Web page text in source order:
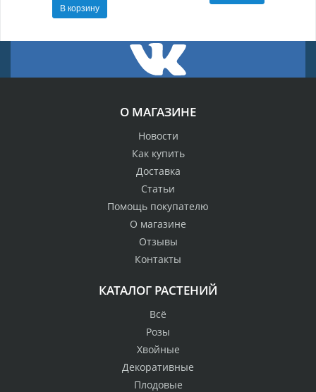
В корзину
О МАГАЗИНЕ
Новости
Как купить
Доставка
Статьи
Помощь покупателю
О магазине
Отзывы
Контакты
КАТАЛОГ РАСТЕНИЙ
Всё
Розы
Хвойные
Декоративные
Плодовые